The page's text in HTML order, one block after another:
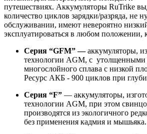
путешествиях. Аккумуляторы RuTrike
количество циклов зарядки/разряда, не
обслуживании, имеют невероятно
эксплуатироваться в любом положении,
Серия “GFM” —аккумуляторы,
технологии AGM, с утолщенными
многослойного сплава с низкой
Ресурс АКБ - 900 циклов при
Серия “F” — аккумуляторы,
технологии AGM, при этом
производятся из экологичного
без применения кадмия и мышьяка.